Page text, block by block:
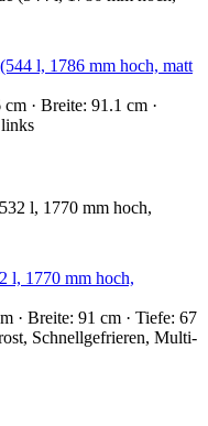
l, 1786 mm hoch, matt
· Breite: 91.1 cm ·
l, 1770 mm hoch,
· Breite: 91 cm · Tiefe: 67
Schnellgefrieren, Multi-